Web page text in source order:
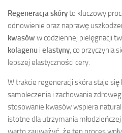
Regeneracja skóryto kluczowy
odnowienie oraz naprawę
kwasów w codziennej pielęgnacji
kolagenu i elastyny, co przyczynia
lepszej elastyczności cery.
W trakcie regeneracji skóra staje się
samoleczenia i zachowania
stosowanie kwasów wspiera
istotne dla utrzymania